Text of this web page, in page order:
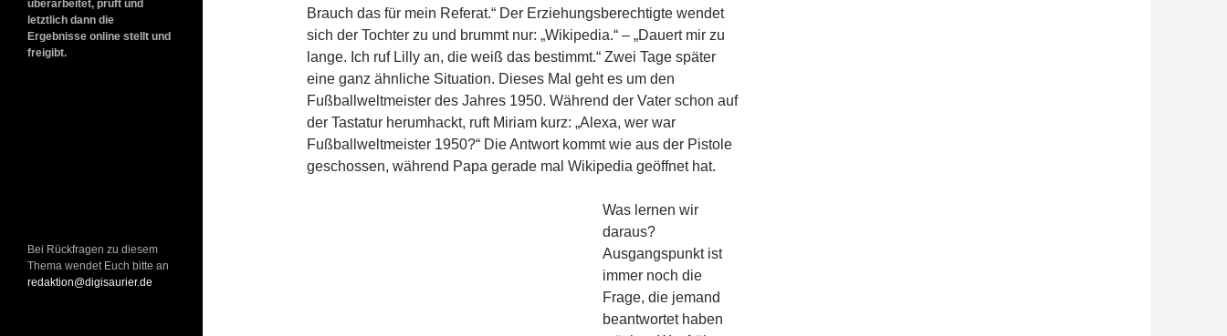
Brauch das für mein Referat.“ Der Erziehungsberechtigte wendet
sich der Tochter zu und brummt nur: „Wikipedia.“ – „Dauert mir zu
lange. Ich ruf Lilly an, die weiß das bestimmt.“ Zwei Tage später
eine ganz ähnliche Situation. Dieses Mal geht es um den
Fußballweltmeister des Jahres 1950. Während der Vater schon auf
der Tastatur herumhackt, ruft Miriam kurz: „Alexa, wer war
Fußballweltmeister 1950?“ Die Antwort kommt wie aus der Pistole
geschossen, während Papa gerade mal Wikipedia geöffnet hat.
Was lernen wir
daraus?
Ausgangspunkt ist
immer noch die
Frage, die jemand
beantwortet haben
überarbeitet, prüft und
letztlich dann die
Ergebnisse online stellt und
freigibt.
Bei Rückfragen zu diesem
Thema wendet Euch bitte an
redaktion@digisaurier.de